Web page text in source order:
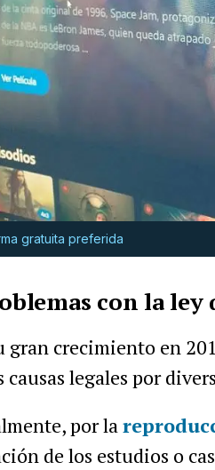
gratuita preferida
con la
gran crecimiento en
legales por
por la
de los estudios o